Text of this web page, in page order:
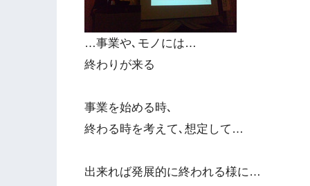
…事業や､モノには…
終わりが来る
事業を始める時､
終わる時を考えて､想定して…
出来れば発展的に終われる様に…